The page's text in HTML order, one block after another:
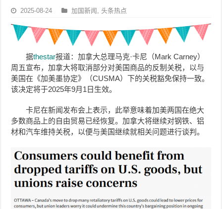
2025-08-24 加国新闻 ,头条热点
据thestar报道：加拿大总理马克·卡尼（Mark Carney）
周五宣布，加拿大将取消部分对美国商品的反制关税，以与
美国在《加美墨协定》（CUSMA）下的关税豁免保持一致。
该决定将于2025年9月1日生效。
卡尼在新闻发布会上表示，此举意味着加美两国在绝大
多数商品上的自由贸易已经恢复。加拿大将继续对钢铁、铝
材和汽车维持关税，以便与美国继续就相关问题进行谈判。